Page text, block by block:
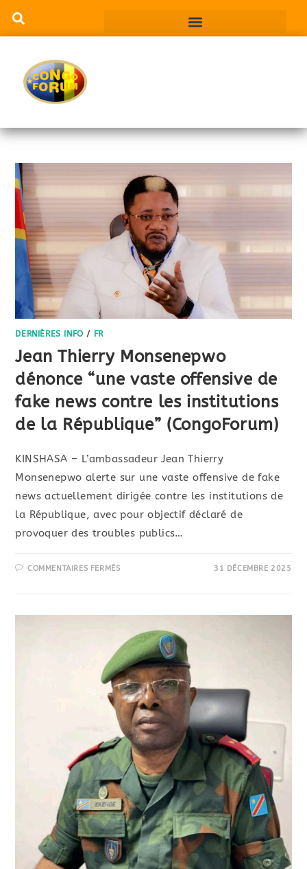
DERNIÈRES INFO / FR
Jean Thierry Monsenepwo
dénonce “une vaste offensive de
fake news contre les institutions
de la République” (CongoForum)
KINSHASA – L’ambassadeur Jean Thierry
Monsenepwo alerte sur une vaste offensive de fake
news actuellement dirigée contre les institutions de
la République, avec pour objectif déclaré de
provoquer des troubles publics…
COMMENTAIRES FERMÉS 31 DÉCEMBRE 2025